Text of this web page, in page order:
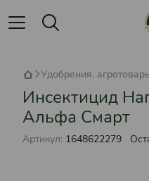
Удобрения,
Инсектицид
Альфа Смарт
Артикул: 1648622279